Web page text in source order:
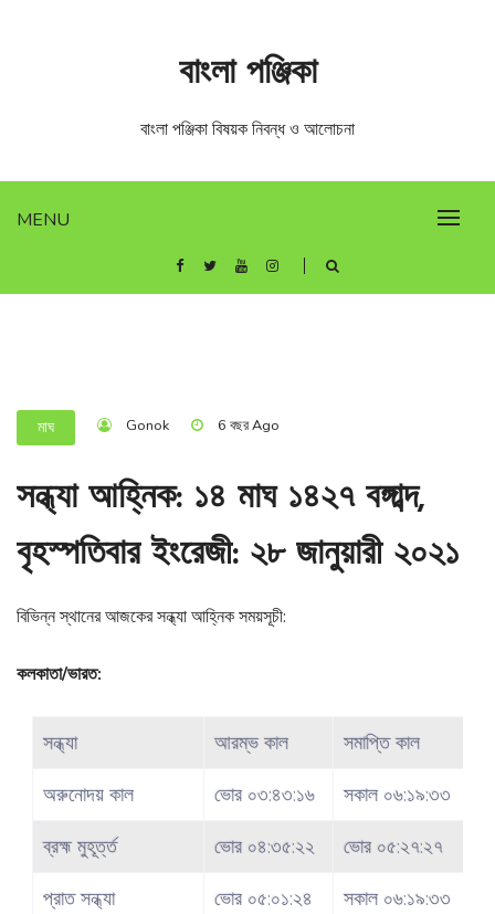
MENU
বাংলা পঞ্জিকা
বাংলা পঞ্জিকা বিষয়ক নিবন্ধ ও আলোচনা
মাঘ Gonok 6 বছর Ago
সন্ধ্যা আহ্নিক: ১৪ মাঘ ১৪২৭ বঙ্গাব্দ,
বৃহস্পতিবার ইংরেজী: ২৮ জানুয়ারী ২০২১
বিভিন্ন স্থানের আজকের সন্ধ্যা আহ্নিক সময়সূচী:
কলকাতা/ভারত:
সন্ধ্যা আরম্ভ কাল
সমাপ্তি কাল
অরুনোদয় কাল
ভোর ০৩:৪৩:১৬
সকাল ০৬:১৯:৩৩
ব্রহ্ম মুহূর্ত্ত
ভোর ০৪:৩৫:২২
ভোর ০৫:২৭:২৭
প্রাত সন্ধ্যা
ভোর ০৫:০১:২৪
সকাল ০৬:১৯:৩৩